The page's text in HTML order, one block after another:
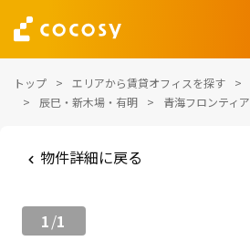
トップ エリアから賃貸オフィスを探す
辰巳・新木場・有明
青海フロンティア
物件詳細に戻る
1/1